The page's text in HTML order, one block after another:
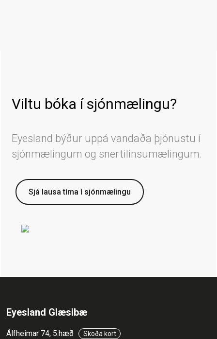
Viltu bóka í sjónmælingu?
Eyesland býður uppá vandaða þjónustu í
sjónmælingum og snertilinsumælingum.
Sjá lausa tíma í sjónmælingu
Eyesland Glæsibæ
Álfheimar 74, 5.hæð Skoða kort